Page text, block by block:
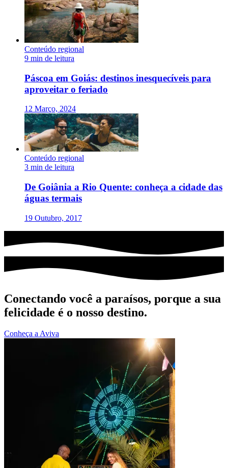
Conteúdo regional
9 min de leitura
Páscoa em Goiás: destinos inesquecíveis para
aproveitar o feriado
12 Março, 2024
Conteúdo regional
3 min de leitura
De Goiânia a Rio Quente: conheça a cidade das
águas termais
19 Outubro, 2017
Conectando você a paraísos, porque a sua
felicidade é o nosso destino.
Conheça a Aviva